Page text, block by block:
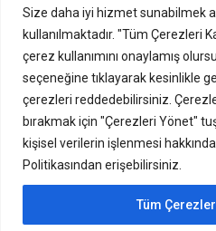
Size daha iyi hizmet sunabilmek
kullanılmaktadır. "Tüm Çerezleri
çerez kullanımını onaylamış
seçeneğine tıklayarak kesinlikle
çerezleri reddedebilirsiniz.
bırakmak için "Çerezleri Yönet"
kişisel verilerin işlenmesi hakkında
Politikasından erişebilirsiniz.
Tüm
Konferansı’nda
Nebim, 11. Perakende
Konferansı’nda Yerini Aldı
sektörünün güncel
geleceğine ilişkin teknoloji
tartışıldığı Perakende
her yıl olduğu gibi bu yıl
teknoloji çözüm